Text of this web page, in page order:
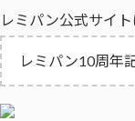
レミパン公式サイ
レミパン10周年